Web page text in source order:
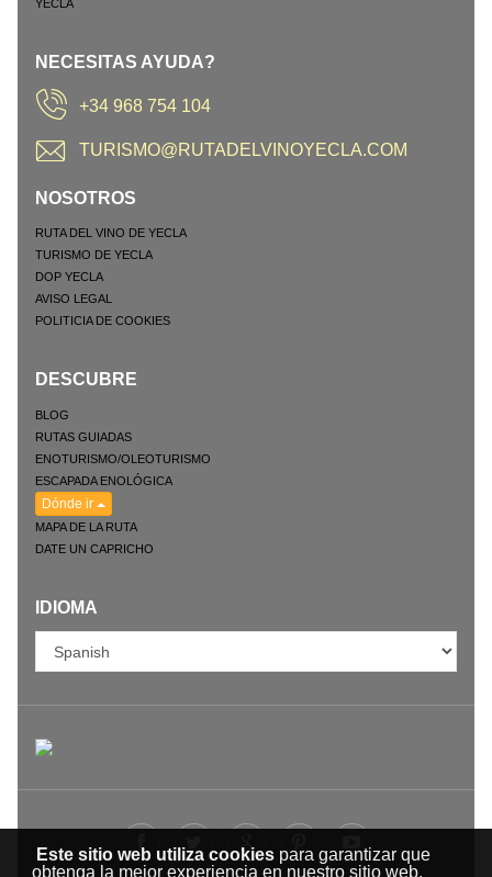
Este sitio web utiliza cookiespara garantizar que
obtenga la mejor experiencia en nuestro sitio web.
NECESITAS AYUDA?
+34 968 754 104
TURISMO@RUTADELVINOYECLA.COM
NOSOTROS
RUTA DEL VINO DE YECLA
TURISMO DE YECLA
DOP YECLA
AVISO LEGAL
POLITICIA DE COOKIES
DESCUBRE
BLOG
RUTAS GUIADAS
ENOTURISMO/OLEOTURISMO
ESCAPADA ENOLÓGICA
Dónde ir
MAPA DE LA RUTA
DATE UN CAPRICHO
IDIOMA